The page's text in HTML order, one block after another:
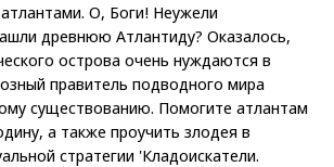
О, Боги! Неужели
древнюю Атлантиду? Оказалось,
острова очень нуждаются в
правитель подводного мира
существованию. Помогите атлантам
а также проучить злодея в
стратегии 'Кладоискатели.